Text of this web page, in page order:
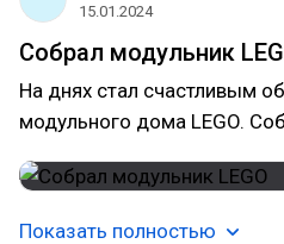
15.01.2024
Собрал модульник
На днях стал счастливым
модульного дома LEGO.
Показать полностью